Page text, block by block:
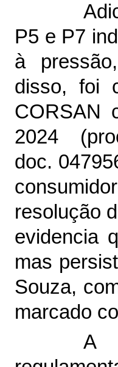
P5 e P7
à
disso, foi
CORSAN
2024
doc.
resolução
evidencia
mas
Souza,
marcado
A